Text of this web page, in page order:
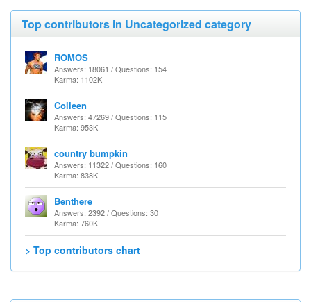
Top contributors in Uncategorized category
ROMOS
Answers: 18061 / Questions: 154
Karma: 1102K
Colleen
Answers: 47269 / Questions: 115
Karma: 953K
country bumpkin
Answers: 11322 / Questions: 160
Karma: 838K
Benthere
Answers: 2392 / Questions: 30
Karma: 760K
> Top contributors chart